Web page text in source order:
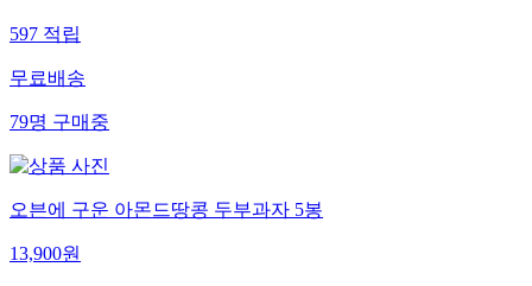
597 적립
무료배송
79명 구매중
오븐에 구운 아몬드땅콩 두부과자 5봉
13,900원